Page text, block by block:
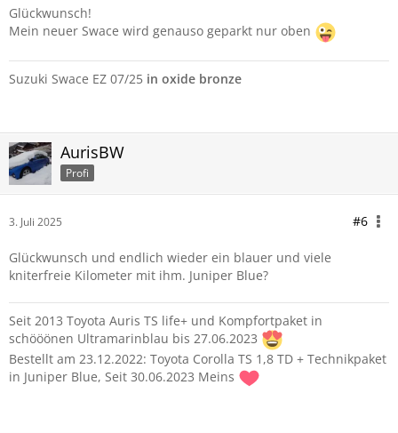
Glückwunsch!
Mein neuer Swace wird genauso geparkt nur oben
Suzuki Swace EZ 07/25 in oxide bronze
AurisBW
Profi
3. Juli 2025 #6
Glückwunsch und endlich wieder ein blauer und viele
kniterfreie Kilometer mit ihm. Juniper Blue?
Seit 2013 Toyota Auris TS life+ und Kompfortpaket in
schööönen Ultramarinblau bis 27.06.2023
Bestellt am 23.12.2022: Toyota Corolla TS 1,8 TD + Technikpaket
in Juniper Blue, Seit 30.06.2023 Meins